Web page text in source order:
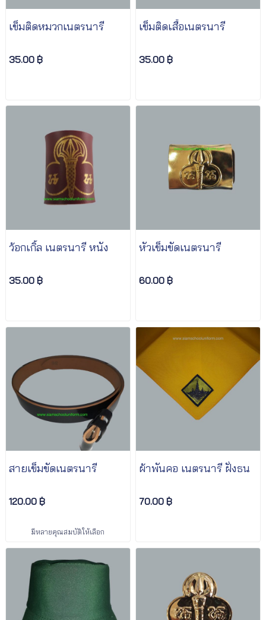
เข็มติดหมวกเนตรนารี
35.00 ฿
เข็มติดเสื้อเนตรนารี
35.00 ฿
ว้อกเกิ้ล เนตรนารี หนัง
35.00 ฿
หัวเข็มขัดเนตรนารี
60.00 ฿
สายเข็มขัดเนตรนารี
120.00 ฿
มีหลายคุณสมบัติให้เลือก
ผ้าพันคอ เนตรนารี ฝั่งธน
70.00 ฿